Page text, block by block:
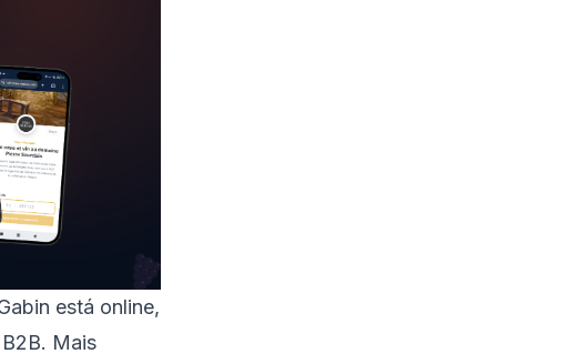
está online,
Mais